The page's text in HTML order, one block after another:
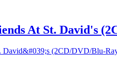
At St. David's